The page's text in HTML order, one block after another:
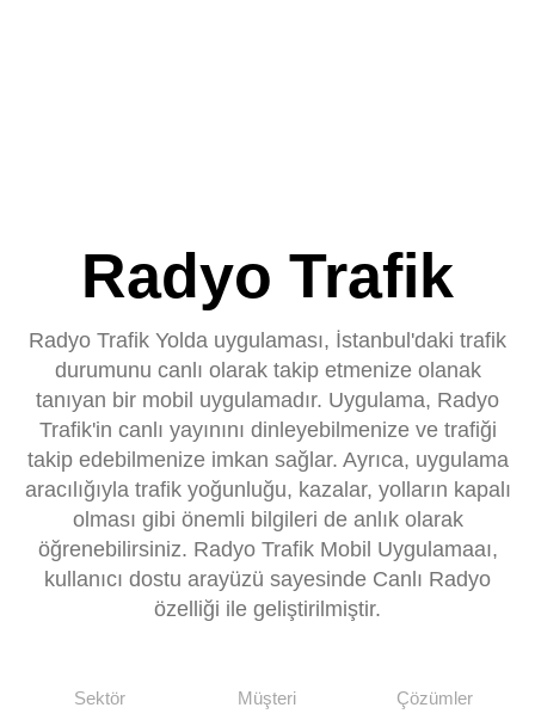
Radyo Trafik
Radyo Trafik Yolda uygulaması, İstanbul'daki trafik
durumunu canlı olarak takip etmenize olanak
tanıyan bir mobil uygulamadır. Uygulama, Radyo
Trafik'in canlı yayınını dinleyebilmenize ve trafiği
takip edebilmenize imkan sağlar. Ayrıca, uygulama
aracılığıyla trafik yoğunluğu, kazalar, yolların kapalı
olması gibi önemli bilgileri de anlık olarak
öğrenebilirsiniz. Radyo Trafik Mobil Uygulamaaı,
kullanıcı dostu arayüzü sayesinde Canlı Radyo
özelliği ile geliştirilmiştir.
Sektör
Müşteri
Çözümler